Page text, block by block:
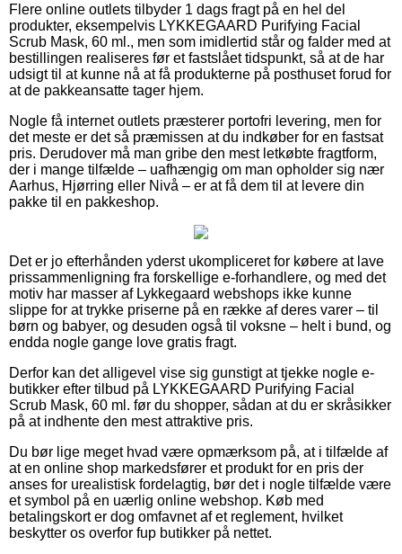
Flere online outlets tilbyder 1 dags fragt på en hel del
produkter, eksempelvis LYKKEGAARD Purifying Facial
Scrub Mask, 60 ml., men som imidlertid står og falder med at
bestillingen realiseres før et fastslået tidspunkt, så at de har
udsigt til at kunne nå at få produkterne på posthuset forud for
at de pakkeansatte tager hjem.
Nogle få internet outlets præsterer portofri levering, men for
det meste er det så præmissen at du indkøber for en fastsat
pris. Derudover må man gribe den mest letkøbte fragtform,
der i mange tilfælde – uafhængig om man opholder sig nær
Aarhus, Hjørring eller Nivå – er at få dem til at levere din
pakke til en pakkeshop.
Det er jo efterhånden yderst ukompliceret for købere at lave
prissammenligning fra forskellige e-forhandlere, og med det
motiv har masser af Lykkegaard webshops ikke kunne
slippe for at trykke priserne på en række af deres varer – til
børn og babyer, og desuden også til voksne – helt i bund, og
endda nogle gange love gratis fragt.
Derfor kan det alligevel vise sig gunstigt at tjekke nogle e-
butikker efter tilbud på LYKKEGAARD Purifying Facial
Scrub Mask, 60 ml. før du shopper, sådan at du er skråsikker
på at indhente den mest attraktive pris.
Du bør lige meget hvad være opmærksom på, at i tilfælde af
at en online shop markedsfører et produkt for en pris der
anses for urealistisk fordelagtig, bør det i nogle tilfælde være
et symbol på en uærlig online webshop. Køb med
betalingskort er dog omfavnet af et reglement, hvilket
beskytter os overfor fup butikker på nettet.